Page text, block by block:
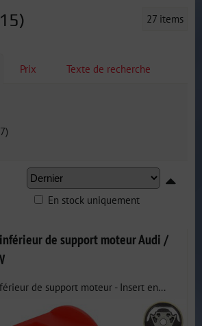
27 items
Prix Texte de recherche
En stock uniquement
de support moteur Audi /
de support moteur - Insert en...